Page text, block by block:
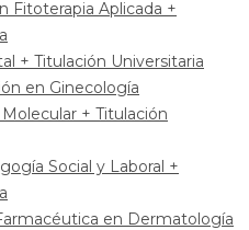
Fitoterapia Aplicada +
+ Titulación Universitaria
en Ginecología
+ Titulación
Social y Laboral +
en Dermatología